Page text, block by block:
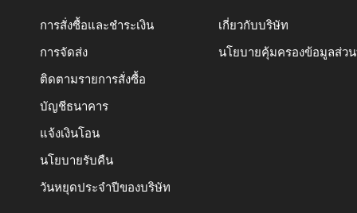
การสั่งซื้อและชำระเงิน
การจัดส่ง
ติดตามรายการสั่งซื้อ
บัญชีธนาคาร
แจ้งเงินโอน
นโยบายรับคืน
วันหยุดประจำปีของบริษัท
เกี่ยวกับบริษัท
นโยบายคุ้มครองข้อมูลส่ว